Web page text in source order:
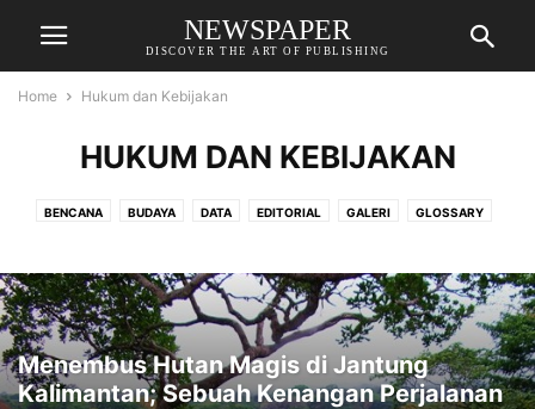
NEWSPAPER
DISCOVER THE ART OF PUBLISHING
Home Hukum dan Kebijakan
HUKUM DAN KEBIJAKAN
BENCANA BUDAYA DATA EDITORIAL GALERI GLOSSARY
KONFLIK DAN PERDAMAIAN LINGKUNGAN MEDIA MILITERISME
NEOLIBERALISME PEMBANGUNAN REDAKSI RESENSI BUKU
RESENSI FILM
Menembus Hutan Magis di Jantung
Kalimantan; Sebuah Kenangan Perjalanan